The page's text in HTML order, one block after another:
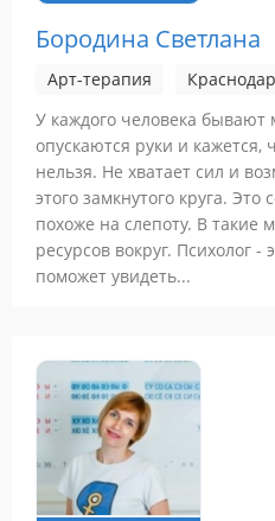
Бородина Светлана
Арт-терапия Краснодар
У каждого человека бывают
опускаются руки и кажется,
нельзя. Не хватает сил и
этого замкнутого круга.
похоже на слепоту. В
ресурсов вокруг. Психолог -
поможет увидеть...